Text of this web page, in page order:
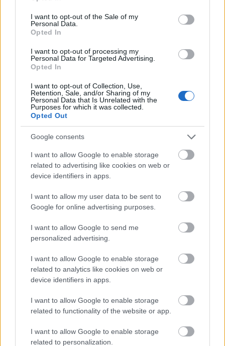
use your data for below specified purposes in below Google
consent section.
I want to opt-out of the Sale of my
Personal Data.
Opted In
I want to opt-out of processing my
Personal Data for Targeted Advertising.
Opted In
I want to opt-out of Collection, Use,
Retention, Sale, and/or Sharing of my
Personal Data that Is Unrelated with the
Purposes for which it was collected.
Opted Out
Google consents
I want to allow Google to enable storage
related to advertising like cookies on web or
device identifiers in apps.
I want to allow my user data to be sent to
Google for online advertising purposes.
I want to allow Google to send me
personalized advertising.
I want to allow Google to enable storage
related to analytics like cookies on web or
device identifiers in apps.
I want to allow Google to enable storage
related to functionality of the website or app.
I want to allow Google to enable storage
related to personalization.
István, a MÁV-Start üzleti vezérigazgató-helyettese.
Mindenkinek érdemes elolvasni, én csupán egyetlen
témát emelnék itt most ki. Feltehetően a legkevésbé
fontosat. De engem azért megnyugtat, a…
Hogyan segítette Pullman
halálával Lincoln elnök?
erminavet•2008. november 16.
Persze a választ nem mondom meg, kiderül az
Indóház novemberi számából, amely már napok óta
kapható (úgyhogy ki is olvastam). Annyit elárulok
azonban, hogy a bátor vállalkozót, akit azzal tisztelt
meg a történelem, hogy családneve köznevesült,
miért kellett megmenteni. Ne…
Indóház Extra az MD-ről
erminavet•2008. november 02.
Az Indóháznak a havonta megjelenő magazinon (és a
portálon, a tévéműsoron valamint az eddig egy
kívül létezik egy negyedévente megjelenő
különszámsorozata is Extra címmel. A sokszor